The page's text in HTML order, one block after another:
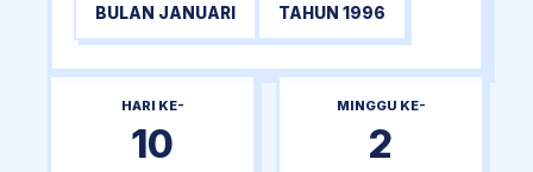
BULAN JANUARI TAHUN 1996
HARI KE-
10
MINGGU KE-
2